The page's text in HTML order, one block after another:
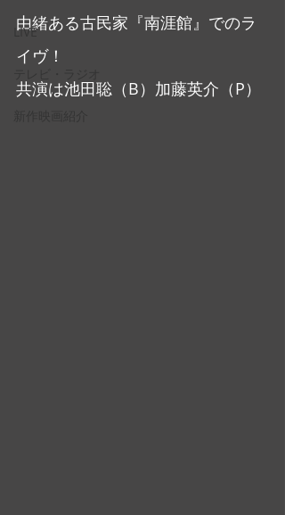
LIVE
由緒ある古民家『南涯館』でのラ
イヴ！
共演は池田聡（B）加藤英介（P）